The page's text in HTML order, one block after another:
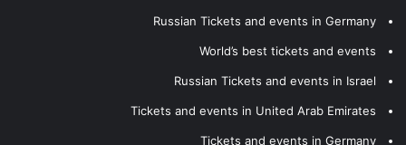
Russian Tickets and events in Germany
World’s best tickets and events
Russian Tickets and events in Israel
Tickets and events in United Arab Emirates
Tickets and events in Germany